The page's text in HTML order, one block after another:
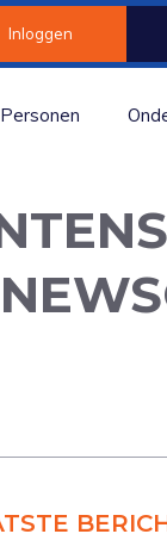
Inloggen
Personen